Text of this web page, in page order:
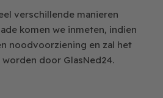
verschillende manieren
komen we inmeten, indien
noodvoorziening en zal het
door GlasNed24.